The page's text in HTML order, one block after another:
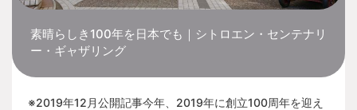
素晴らしき100年を日本でも｜シトロエン・センテナリ
ー・ギャザリング
※2019年12月公開記事今年、2019年に創立100周年を迎え